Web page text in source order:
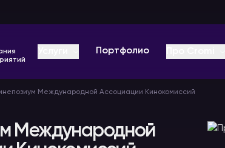
Портфолио
О
Международной Ассоциации Кинокомиссий
Международной